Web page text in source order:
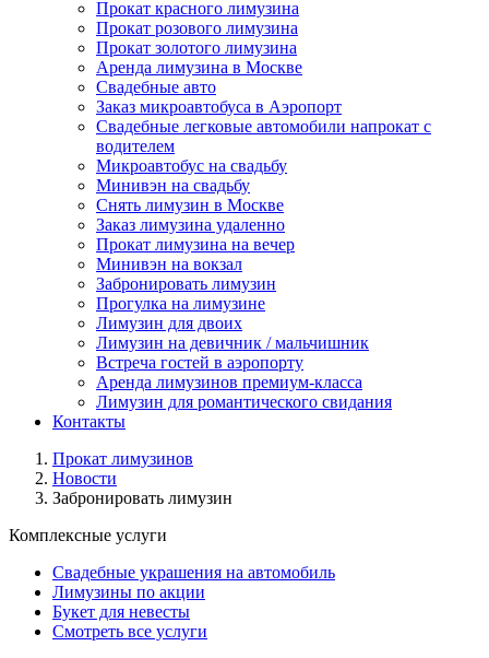
Прокат красного лимузина
Прокат розового лимузина
Прокат золотого лимузина
Аренда лимузина в Москве
Свадебные авто
Заказ микроавтобуса в Аэропорт
Свадебные легковые автомобили напрокат с
водителем
Микроавтобус на свадьбу
Минивэн на свадьбу
Снять лимузин в Москве
Заказ лимузина удаленно
Прокат лимузина на вечер
Минивэн на вокзал
Забронировать лимузин
Прогулка на лимузине
Лимузин для двоих
Лимузин на девичник / мальчишник
Встреча гостей в аэропорту
Аренда лимузинов премиум-класса
Лимузин для романтического свидания
Контакты
Прокат лимузинов
Новости
Забронировать лимузин
Комплексные услуги
Свадебные украшения на автомобиль
Лимузины по акции
Букет для невесты
Смотреть все услуги